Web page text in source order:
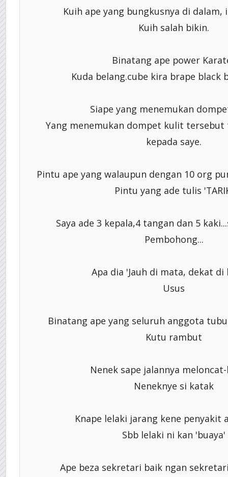
Kuih ape yang bungkusnya di
Kuih salah bikin.
Binatang ape power
Kuda belang.cube kira brape black
Siape yang menemukan
Yang menemukan dompet kulit
kepada saye.
Pintu ape yang walaupun dengan 10 org
Pintu yang ade tulis
Saya ade 3 kepala,4 tangan dan 5
Pembohong...
Apa dia 'Jauh di mata, dekat di
Usus
Binatang ape yang seluruh anggota
Kutu rambut
Nenek sape jalannya
Neneknye si katak
Knape lelaki jarang kene penyakit
Sbb lelaki ni kan 'buaya'
Ape beza sekretari baik ngan